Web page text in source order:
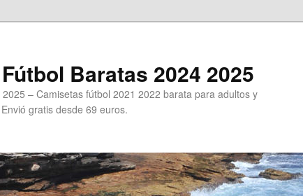
Baratas 2024 2025
– Camisetas fútbol 2021 2022 barata para adultos y
gratis desde 69 euros.